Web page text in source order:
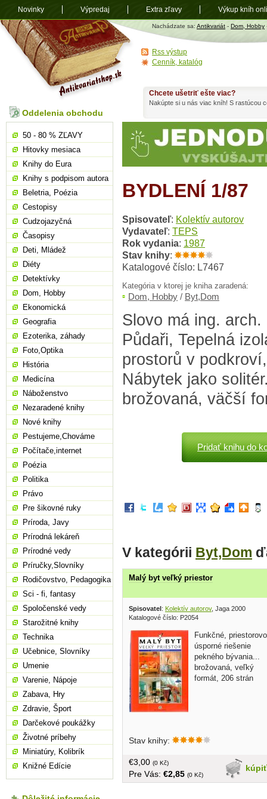
Antikvariát
shop.sk
Nachádzate sa: Antikvariát - Dom, Hobby
BYDLENÍ 1/87
Spisovateľ: Kolektív autorov
Vydavateľ: TEPS
Rok vydania: 1987
Stav knihy:
Katalogové číslo: L7467
Kategória v ktorej je kniha zaradená:
Dom, Hobby / Byt,Dom
Slovo má ing.
Půdaři, Tepelná
prostorů v
Nábytek jako
brožovaná, väčší
Pridať knihu do
V kategórii Byt,Dom
Malý byt veľký priestor
Spisovatel: Kolektív autorov, Jaga 2000
Katalogové číslo: P2054
Funkčné, priestorovo
úsporné riešenie
pekného bývania...
brožovaná, veľký
formát, 206 strán
Stav knihy:
kúpiť
€3,00 (0 Kč)
Pre Vás: €2,85 (0 Kč)
Chcete ušetriť ešte viac?
Nakúpte si u nás viac kníh! S rastúcou
Oddelenia obchodu
50 - 80 % ZĽAVY
Hitovky mesiaca
Knihy do Eura
Knihy s podpisom autora
Beletria, Poézia
Cestopisy
Cudzojazyčná
Časopisy
Deti, Mládež
Diéty
Detektívky
Dom, Hobby
Ekonomická
Geografia
Ezoterika, záhady
Foto,Optika
História
Medicína
Náboženstvo
Nezaradené knihy
Nové knihy
Pestujeme,Chováme
Počítače,internet
Poézia
Politika
Právo
Pre šikovné ruky
Príroda, Javy
Prírodná lekáreň
Prírodné vedy
Príručky,Slovníky
Rodičovstvo, Pedagogika
Sci - fi, fantasy
Spoločenské vedy
Starožitné knihy
Technika
Učebnice, Slovníky
Umenie
Varenie, Nápoje
Zabava, Hry
Zdravie, Šport
Darčekové poukážky
Životné príbehy
Miniatúry, Kolibrík
Knižné Edície
Rss výstup
Cenník, katalóg
Novinky Výpredaj Extra zľavy Výkup kníh